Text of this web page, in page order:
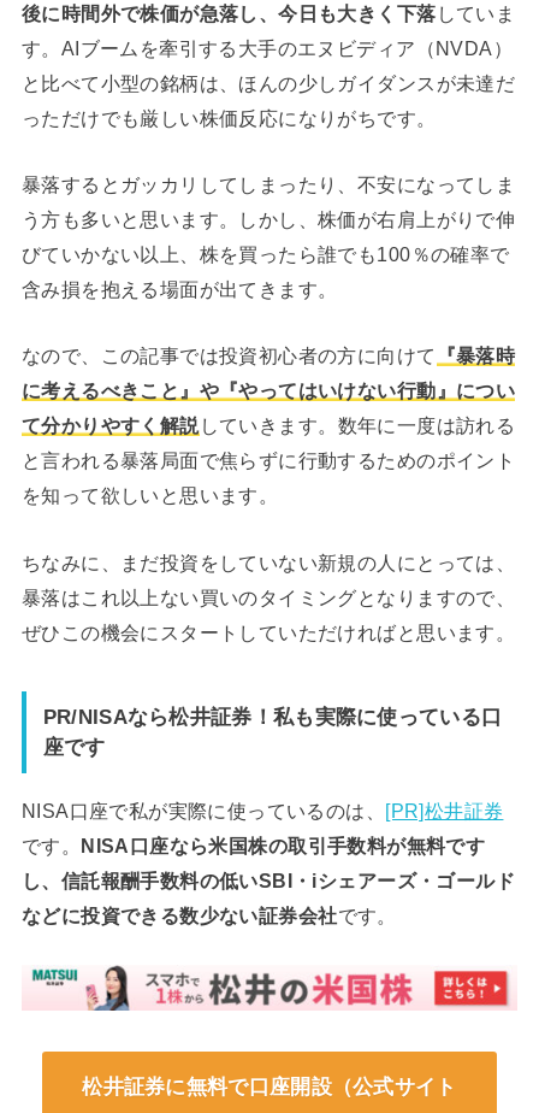
後に時間外で株価が急落し、今日も大きく下落 していま
す。AIブームを牽引する大手のエヌビディア（NVDA）
と比べて小型の銘柄は、ほんの少しガイダンスが未達だ
っただけでも厳しい株価反応になりがちです。
暴落するとガッカリしてしまったり、不安になってしま
う方も多いと思います。しかし、株価が右肩上がりで伸
びていかない以上、株を買ったら誰でも100％の確率で
含み損を抱える場面が出てきます。
なので、この記事では投資初心者の方に向けて
『暴落時
に考えるべきこと』や『やってはいけない行動』につい
て分かりやすく解説していきます。数年に一度は訪れる
と言われる暴落局面で焦らずに行動するためのポイント
を知って欲しいと思います。
ちなみに、まだ投資をしていない新規の人にとっては、
暴落はこれ以上ない買いのタイミングとなりますので、
ぜひこの機会にスタートしていただければと思います。
PR/NISAなら松井証券！私も実際に使っている口
座です
NISA口座で私が実際に使っているのは、 [PR]松井証券
です。 NISA口座なら米国株の取引手数料が無料です
し、信託報酬手数料の低いSBI・iシェアーズ・ゴールド
などに投資できる数少ない証券会社です。
松井証券に無料で口座開設（公式サイト